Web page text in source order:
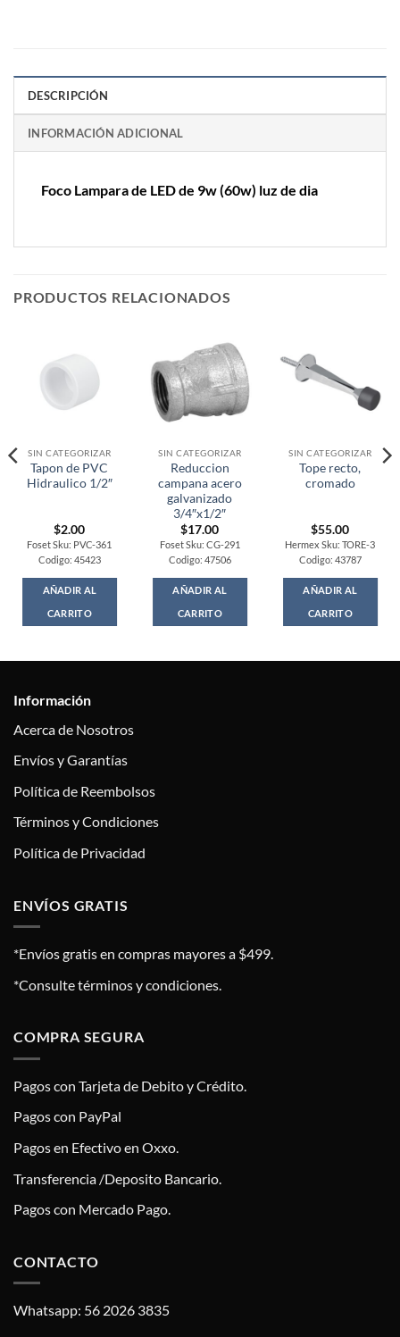
DESCRIPCIÓN
INFORMACIÓN ADICIONAL
Foco Lampara de LED de 9w (60w) luz de dia
PRODUCTOS RELACIONADOS
SIN CATEGORIZAR
Tapon de PVC
Hidraulico 1/2″
$2.00
Foset Sku: PVC-361
Codigo: 45423
AÑADIR AL
CARRITO
SIN CATEGORIZAR
Reduccion
campana acero
galvanizado
3/4″x1/2″
$17.00
Foset Sku: CG-291
Codigo: 47506
AÑADIR AL
CARRITO
SIN CATEGORIZAR
Tope recto,
cromado
$55.00
Hermex Sku: TORE-3
Codigo: 43787
AÑADIR AL
CARRITO
Información
Acerca de Nosotros
Envíos y Garantías
Política de Reembolsos
Términos y Condiciones
Política de Privacidad
ENVÍOS GRATIS
*Envíos gratis en compras mayores a $499.
*Consulte términos y condiciones.
COMPRA SEGURA
Pagos con Tarjeta de Debito y Crédito.
Pagos con PayPal
Pagos en Efectivo en Oxxo.
Transferencia /Deposito Bancario.
Pagos con Mercado Pago.
CONTACTO
Whatsapp: 56 2026 3835